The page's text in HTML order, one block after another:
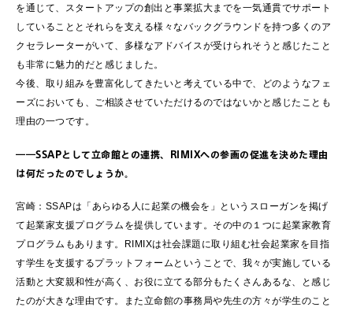
を通じて、スタートアップの創出と事業拡大までを一気通貫でサポート
していることとそれらを支える様々なバックグラウンドを持つ多くのア
クセラレーターがいて、多様なアドバイスが受けられそうと感じたこと
も非常に魅力的だと感じました。
今後、取り組みを豊富化してきたいと考えている中で、どのようなフェ
ーズにおいても、ご相談させていただけるのではないかと感じたことも
理由の一つです。
――SSAPとして立命館との連携、RIMIXへの参画の促進を決めた理由
は何だったのでしょうか。
宮崎：SSAPは「あらゆる人に起業の機会を」というスローガンを掲げ
て起業家支援プログラムを提供しています。その中の１つに起業家教育
プログラムもあります。RIMIXは社会課題に取り組む社会起業家を目指
す学生を支援するプラットフォームということで、我々が実施している
活動と大変親和性が高く、お役に立てる部分もたくさんあるな、と感じ
たのが大きな理由です。また立命館の事務局や先生の方々が学生のこと